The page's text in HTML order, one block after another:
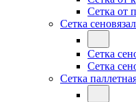
Сетка от
Сетка
Сетка
Сетка
Сетка